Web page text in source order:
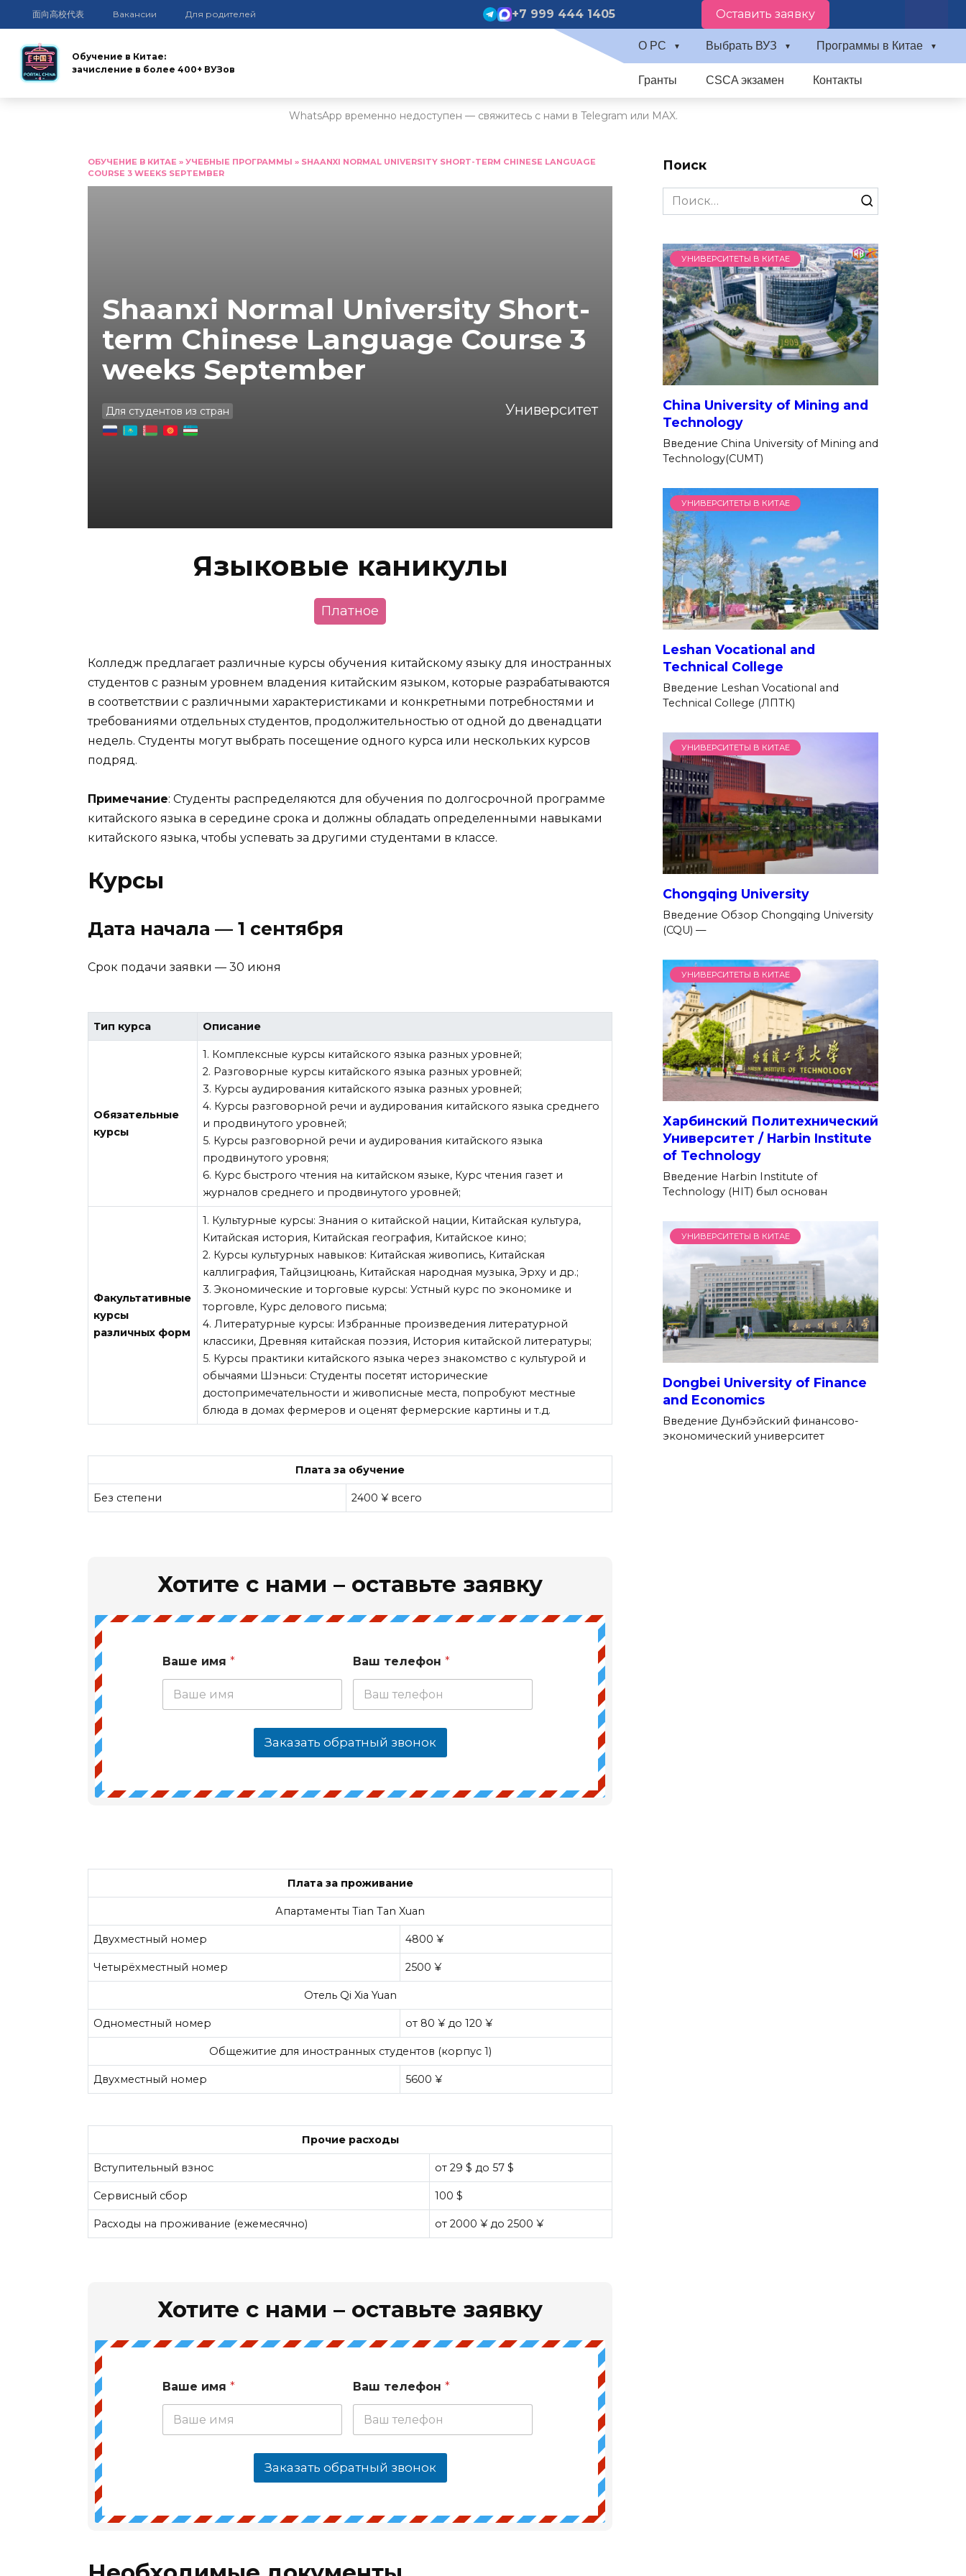
面向高校代表 Вакансии Для родителей +7 999 444 1405 Оставить заявку
Обучение в Китае:
зачисление в более 400+ ВУЗов
О PC Выбрать ВУЗ Программы в Китае
Гранты CSCA экзамен Контакты
WhatsApp временно недоступен — свяжитесь с нами в Telegram или MAX.
ОБУЧЕНИЕ В КИТАЕ » УЧЕБНЫЕ ПРОГРАММЫ » SHAANXI NORMAL UNIVERSITY SHORT-TERM CHINESE LANGUAGE
COURSE 3 WEEKS SEPTEMBER
Shaanxi Normal University Short-
term Chinese Language Course 3
weeks September
Для студентов из стран Университет
Языковые каникулы
Платное
Колледж предлагает различные курсы обучения китайскому языку для иностранных
студентов с разным уровнем владения китайским языком, которые разрабатываются
в соответствии с различными характеристиками и конкретными потребностями и
требованиями отдельных студентов, продолжительностью от одной до двенадцати
недель. Студенты могут выбрать посещение одного курса или нескольких курсов
подряд.
Примечание: Студенты распределяются для обучения по долгосрочной программе
китайского языка в середине срока и должны обладать определенными навыками
китайского языка, чтобы успевать за другими студентами в классе.
Курсы
Дата начала — 1 сентября
Срок подачи заявки — 30 июня
Тип курса Описание
Обязательные
курсы
1. Комплексные курсы китайского языка разных уровней;
2. Разговорные курсы китайского языка разных уровней;
3. Курсы аудирования китайского языка разных уровней;
4. Курсы разговорной речи и аудирования китайского языка среднего
и продвинутого уровней;
5. Курсы разговорной речи и аудирования китайского языка
продвинутого уровня;
6. Курс быстрого чтения на китайском языке, Курс чтения газет и
журналов среднего и продвинутого уровней;
Факультативные
курсы
различных форм
1. Культурные курсы: Знания о китайской нации, Китайская культура,
Китайская история, Китайская география, Китайское кино;
2. Курсы культурных навыков: Китайская живопись, Китайская
каллиграфия, Тайцзицюань, Китайская народная музыка, Эрху и др.;
3. Экономические и торговые курсы: Устный курс по экономике и
торговле, Курс делового письма;
4. Литературные курсы: Избранные произведения литературной
классики, Древняя китайская поэзия, История китайской литературы;
5. Курсы практики китайского языка через знакомство с культурой и
обычаями Шэньси: Студенты посетят исторические
достопримечательности и живописные места, попробуют местные
блюда в домах фермеров и оценят фермерские картины и т.д.
Плата за обучение
Без степени 2400 ¥ всего
Хотите с нами – оставьте заявку
Ваше имя * Ваш телефон *
Заказать обратный звонок
Плата за проживание
Апартаменты Tian Tan Xuan
Двухместный номер 4800 ¥
Четырёхместный номер 2500 ¥
Отель Qi Xia Yuan
Одноместный номер от 80 ¥ до 120 ¥
Общежитие для иностранных студентов (корпус 1)
Двухместный номер 5600 ¥
Прочие расходы
Вступительный взнос от 29 $ до 57 $
Сервисный сбор 100 $
Расходы на проживание (ежемесячно) от 2000 ¥ до 2500 ¥
Хотите с нами – оставьте заявку
Ваше имя * Ваш телефон *
Заказать обратный звонок
Поиск
Search
for:
УНИВЕРСИТЕТЫ В КИТАЕ
China University of Mining and
Technology
Введение China University of Mining and
Technology(CUMT)
УНИВЕРСИТЕТЫ В КИТАЕ
Leshan Vocational and
Technical College
Введение Leshan Vocational and
Technical College (ЛПТК)
УНИВЕРСИТЕТЫ В КИТАЕ
Chongqing University
Введение Обзор Chongqing University
(CQU) —
УНИВЕРСИТЕТЫ В КИТАЕ
Харбинский Политехнический
Университет / Harbin Institute
of Technology
Введение Harbin Institute of
Technology (HIT) был основан
УНИВЕРСИТЕТЫ В КИТАЕ
Dongbei University of Finance
and Economics
Введение Дунбэйский финансово-
экономический университет